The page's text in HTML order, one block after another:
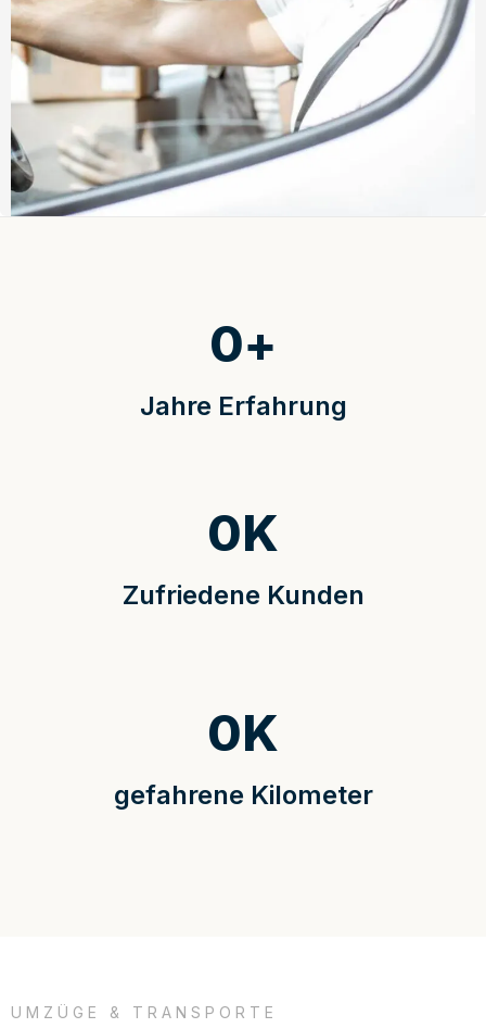
Jahre Erfahrung
0+
Zufriedene Kunden
0K
gefahrene Kilometer
0K
UMZÜGE & TRANSPORTE